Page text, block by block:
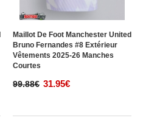
Maillot De Foot Manchester United
Bruno Fernandes #8 Extérieur
Vêtements 2025-26 Manches
Courtes
99.88€ 31.95€